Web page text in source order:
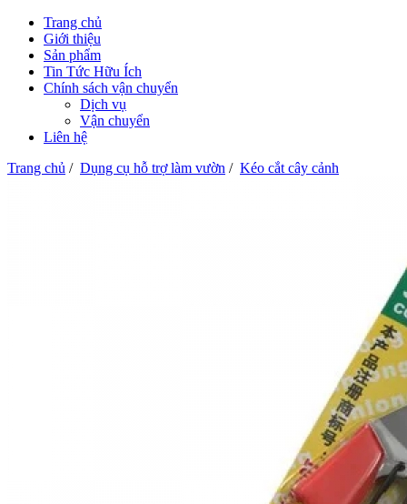
Trang chủ
Giới thiệu
Sản phẩm
Tin Tức Hữu Ích
Chính sách vận chuyển
Dịch vụ
Vận chuyển
Liên hệ
Trang chủ / Dụng cụ hỗ trợ làm vườn / Kéo cắt cây cảnh